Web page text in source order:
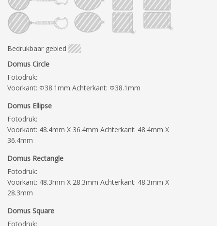
Bedrukbaar gebied
Domus Circle
Fotodruk:
Voorkant: Φ38.1mm Achterkant: Φ38.1mm
Domus Ellipse
Fotodruk:
Voorkant: 48.4mm X 36.4mm Achterkant: 48.4mm X
36.4mm
Domus Rectangle
Fotodruk:
Voorkant: 48.3mm X 28.3mm Achterkant: 48.3mm X
28.3mm
Domus Square
Fotodruk: